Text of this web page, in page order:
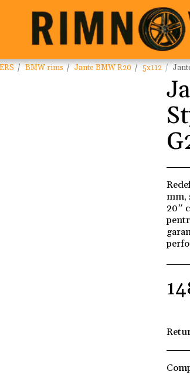
BMW rims Jante BMW R20 5x112
mm,
20″